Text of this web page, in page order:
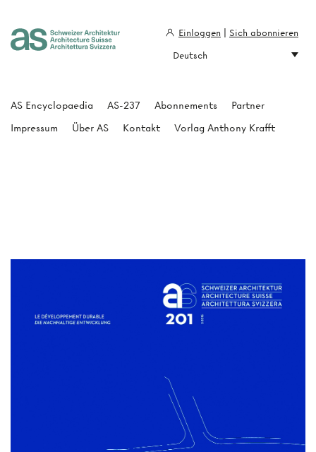
AS Encyclopaedia AS-237 Abonnements
Partner
Impressum
Über AS Kontakt Vorlag Anthony Krafft
Einloggen
Sich abonnieren
Deutsch